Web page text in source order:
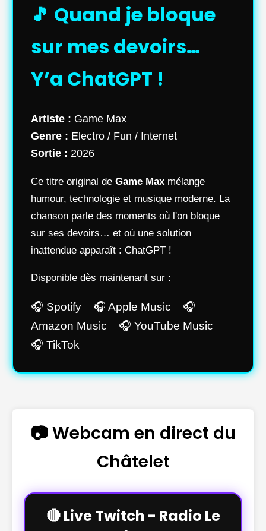
🎵 Quand je bloque
sur mes devoirs…
Y’a ChatGPT !
Artiste : Game Max
Genre : Electro / Fun / Internet
Sortie : 2026
Ce titre original de Game Max mélange
humour, technologie et musique moderne. La
chanson parle des moments où l'on bloque
sur ses devoirs… et où une solution
inattendue apparaît : ChatGPT !
Disponible dès maintenant sur :
🎧 Spotify 🎧 Apple Music 🎧
Amazon Music 🎧 YouTube Music
🎧 TikTok
📷 Webcam en direct du
Châtelet
🔴 Live Twitch - Radio Le